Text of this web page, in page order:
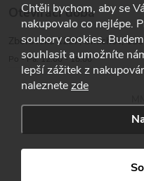
Chtěli bychom, aby se
nakupovalo co nejlépe.
soubory cookies.
souhlasit a umožníte
lepší zážitek z
naleznetezde
Otevírací doba
Zborovská 1287, Smíchov,
Po - Pá: 12:00 - 18:00